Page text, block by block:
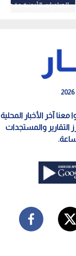
الصادرات الأردنية وقطاع
معنا آخر الأخبار المحلية
التقارير والمستجدات